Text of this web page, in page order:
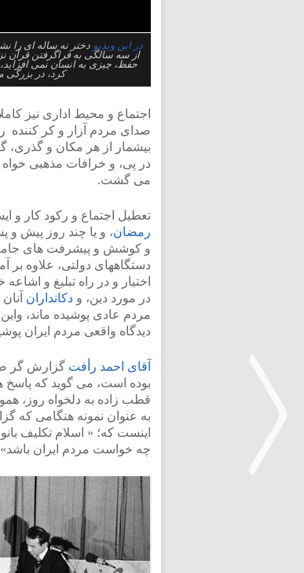
در این ویدیو دختر نه ساله ای را
از سه سالگی به فراگرفتن قرآن
حفظ، چیزی به انسان نمی
کرد، در
اجتماع و محیط اداری نیز
صدای مردم آزار و کر کننده
بیشمار از هر مکان و گذری،
در پی، و خرافات مذهبی خواه
می گشت.
تعطیل اجتماع و رکود کار و
رمضان، و یا چند روز پیش
و کوشش و پیشرفت های
دستگاههای دولتی، علاوه
اختیار و در راه تبلیغ و
در مورد دین، و دکانداران
مردم عادی پوشیده ماند،
دیدگاه واقعی مردم ایران
آقای احمد رأفت گزارش گر
بوده است، می گوید که پاسخ
قطب زاده به دلخواه روز،
به عنوان نمونه هنگامی که
اینست که؛ « اسلام تکلیف
چه خواست مردم ایران باشد».